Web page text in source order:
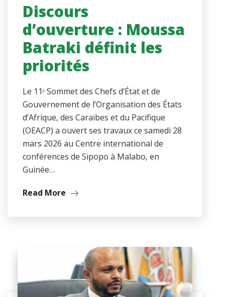
Discours
d’ouverture : Moussa
Batraki définit les
priorités
Le 11ᵉ Sommet des Chefs d’État et de
Gouvernement de l’Organisation des États
d’Afrique, des Caraïbes et du Pacifique
(OEACP) a ouvert ses travaux ce samedi 28
mars 2026 au Centre international de
conférences de Sipopo à Malabo, en
Guinée…
Read More